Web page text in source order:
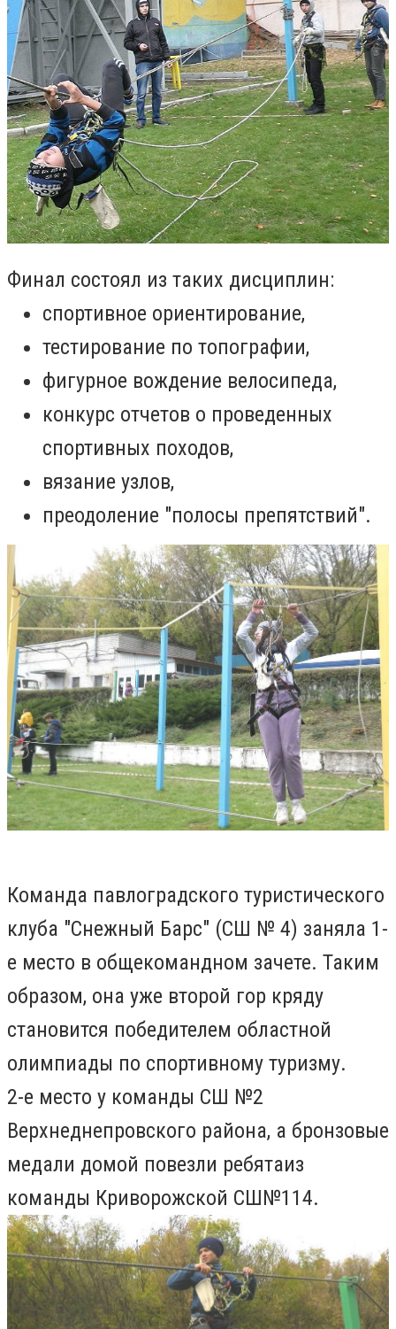
Финал состоял из таких дисциплин:
спортивное ориентирование,
тестирование по топографии,
фигурное вождение велосипеда,
конкурс отчетов о проведенных
спортивных походов,
вязание узлов,
преодоление "полосы препятствий".
Команда павлоградского туристического
клуба "Снежный Барс" (СШ № 4) заняла 1-
е место в общекомандном зачете. Таким
образом, она уже второй гор кряду
становится победителем областной
олимпиады по спортивному туризму.
2-е место у команды СШ №2
Верхнеднепровского района, а бронзовые
медали домой повезли ребятаиз
команды Криворожской СШ№114.